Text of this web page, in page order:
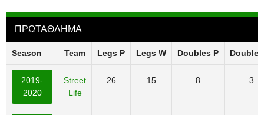
ΠΡΩΤΑΘΛΗΜΑ
Season Team Legs P Legs W Doubles P
2019-
2020
Street
Life
26 15 8 3